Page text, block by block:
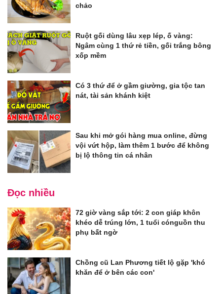
chảo
Ruột gối dùng lâu xẹp lép, ố vàng:
Ngâm cùng 1 thứ rẻ tiền, gối trắng bông
xốp mềm
Có 3 thứ để ở gầm giường, gia tộc tan
nát, tài sản khánh kiệt
Sau khi mở gói hàng mua online, đừng
vội vứt hộp, làm thêm 1 bước để không
bị lộ thông tin cá nhân
Đọc nhiều
72 giờ vàng sắp tới: 2 con giáp khôn
khéo dễ trúng lớn, 1 tuổi cónguồn thu
phụ bất ngờ
Chồng cũ Lan Phương tiết lộ gặp 'khó
khăn để ở bên các con'